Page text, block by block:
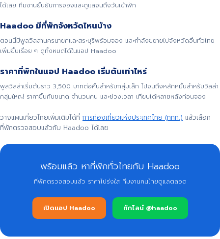
ได้เลย ทีมงานยืนยันการจองและดูแลจนถึงวันเข้าพัก
Haadoo มีที่พักจังหวัดไหนบ้าง
ตอนนี้มีพูลวิลล่านครนายกและสระบุรีพร้อมจอง และกำลังขยายไปจังหวัดอื่นทั่วไทย
เพิ่มขึ้นเรื่อย ๆ ดูทั้งหมดได้ในแอป Haadoo
ราคาที่พักในแอป Haadoo เริ่มต้นเท่าไหร่
พูลวิลล่าเริ่มต้นราว 3,500 บาทต่อคืนสำหรับกลุ่มเล็ก ไปจนถึงหลักหมื่นสำหรับวิลล่า
กลุ่มใหญ่ ราคาขึ้นกับขนาด จำนวนคน และช่วงเวลา เทียบได้หลายหลังก่อนจอง
วางแผนเที่ยวไทยเพิ่มเติมได้ที่ การท่องเที่ยวแห่งประเทศไทย (ททท.) แล้วเลือก
ที่พักตรวจสอบแล้วกับ Haadoo ได้เลย
พร้อมแล้ว หาที่พักทั่วไทยกับ Haadoo
ที่พักตรวจสอบแล้ว ราคาโปร่งใส ทีมงานคนไทยดูแลตลอด
เปิดแอป Haadoo ทักไลน์ @haadoo